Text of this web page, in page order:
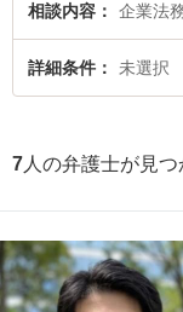
メ業界のトラブルを今す
ラブル解決の実績豊富な
エンタメ業界を法律相談
相談内容 企業法
詳細条件 未選択
7 人の弁護士が見